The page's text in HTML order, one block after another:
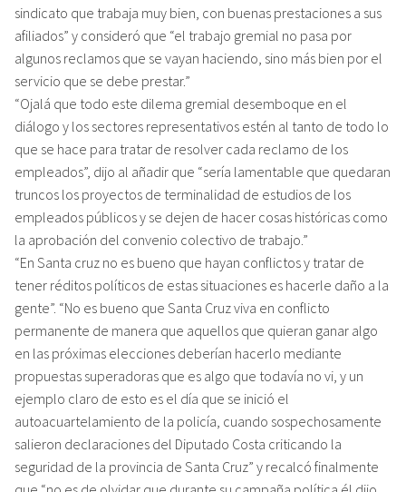
sindicato que trabaja muy bien, con buenas prestaciones a sus
afiliados” y consideró que “el trabajo gremial no pasa por
algunos reclamos que se vayan haciendo, sino más bien por el
servicio que se debe prestar.”
“Ojalá que todo este dilema gremial desemboque en el
diálogo y los sectores representativos estén al tanto de todo lo
que se hace para tratar de resolver cada reclamo de los
empleados”, dijo al añadir que “sería lamentable que quedaran
truncos los proyectos de terminalidad de estudios de los
empleados públicos y se dejen de hacer cosas históricas como
la aprobación del convenio colectivo de trabajo.”
“En Santa cruz no es bueno que hayan conflictos y tratar de
tener réditos políticos de estas situaciones es hacerle daño a la
gente”. “No es bueno que Santa Cruz viva en conflicto
permanente de manera que aquellos que quieran ganar algo
en las próximas elecciones deberían hacerlo mediante
propuestas superadoras que es algo que todavía no vi, y un
ejemplo claro de esto es el día que se inició el
autoacuartelamiento de la policía, cuando sospechosamente
salieron declaraciones del Diputado Costa criticando la
seguridad de la provincia de Santa Cruz” y recalcó finalmente